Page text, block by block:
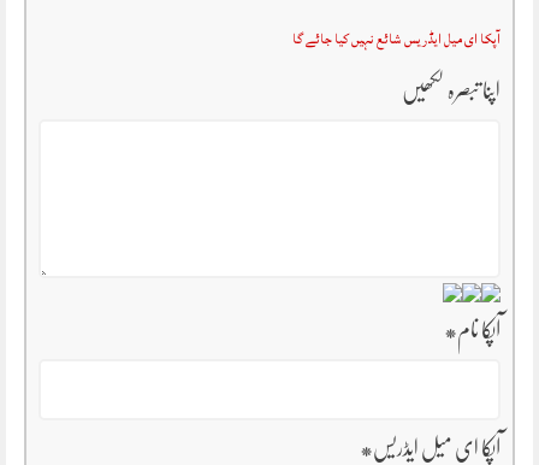
آپکا ای میل ایڈریس شائع نہیں کیا جائے گا
اپنا تبصرہ لکھیں
آپکا نام*
آپکا ای میل ایڈریس*